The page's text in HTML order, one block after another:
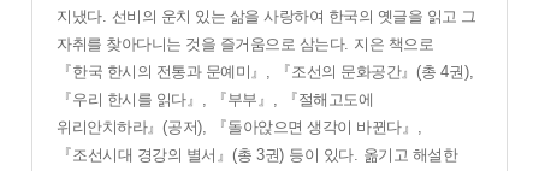
지냈다. 선비의 운치 있는 삶을 사랑하여 한국의 옛글을 읽고 그
자취를 찾아다니는 것을 즐거움으로 삼는다. 지은 책으로
『한국 한시의 전통과 문예미 』 『조선의 문화공간』(총4권),
『우리 한시를 읽다』 『부부 』 『절해고도에
위리안치하라』(공저), 『돌아앉으면 생각이 바뀐다』
『조선시대 경강의 별서 』 (총 3권) 등이 있다. 옮기고 해설한